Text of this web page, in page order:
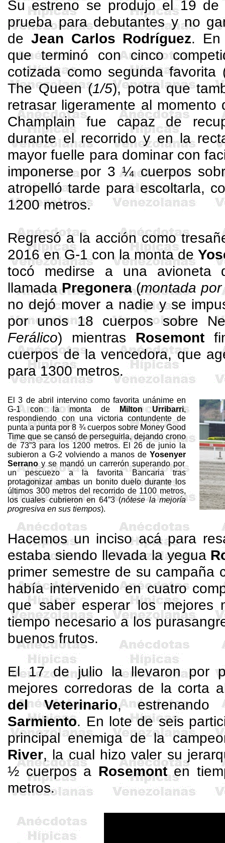
Su estreno se produjo el 19 de
prueba para debutantes y no
de Jean Carlos Rodríguez. En
que terminó con cinco
cotizada como segunda favorita
TheQueen (1/5), potra que
retrasar ligeramente al
Champlainfue capaz de
durante el recorrido y en la
mayor fuelle para dominar con
imponerse por 3 ¼ cuerpos
atropelló tarde para escoltarla,
1200 metros.
Regresó a la acción como
2016 en G-1 con la monta de
tocó medirse a una avioneta
llamadaPregonera(montada
no dejó mover a nadie y se
por unos 18 cuerpos sobre
Ferálico) mientras Rosemont
cuerpos de la vencedora, que
para 1300 metros.
El 3 de abril intervino como favorita unánime en
G-1 con la monta de MiltonUrribarri,
respondiendo con una victoria contundente de
punta a punta por 8 ¾ cuerpos sobre MoneyGood
Time que se cansó de perseguirla, dejando crono
de 73”3 para los 1200 metros. El 26 de junio la
subieron a G-2 volviendo a manos de Yosenyer
Serranoy se mandó un carrerón superando por
un pescuezo a la favorita Bancaria tras
protagonizar ambas un bonito duelo durante los
últimos 300 metros del recorrido de 1100 metros,
los cuales cubrieron en 64”3 (nótese la mejoría
progresiva en sus tiempos).
Hacemos un inciso acá para
estaba siendo llevada la yegua
primer semestre de su campaña
había intervenido en cuatro
que saber esperar los mejores
tiempo necesario a los
buenos frutos.
El 17 de julio la llevaron por
mejores corredoras de la corta
del Veterinario,
Sarmiento. En lote de seis
principal enemiga de la
River, la cual hizo valer su
½ cuerpos a Rosemonten
metros.